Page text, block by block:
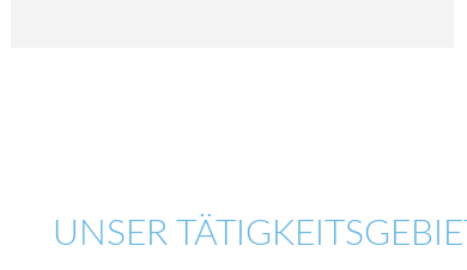
UNSER TÄTIGKEITSGEBIET